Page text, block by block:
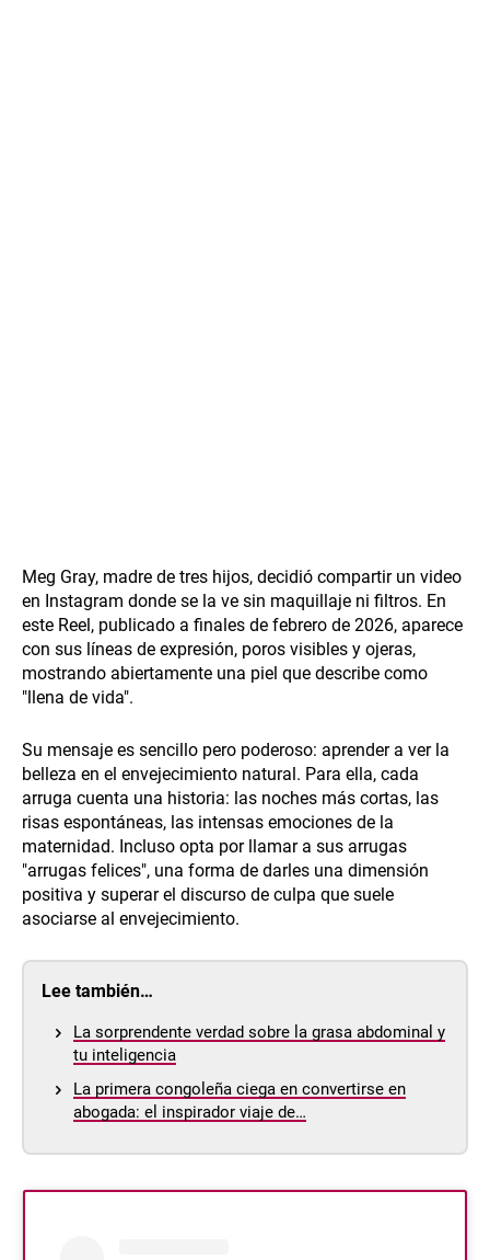
Meg Gray, madre de tres hijos, decidió compartir un video
en Instagram donde se la ve sin maquillaje ni filtros. En
este Reel, publicado a finales de febrero de 2026, aparece
con sus líneas de expresión, poros visibles y ojeras,
mostrando abiertamente una piel que describe como
"llena de vida".
Su mensaje es sencillo pero poderoso: aprender a ver la
belleza en el envejecimiento natural. Para ella, cada
arruga cuenta una historia: las noches más cortas, las
risas espontáneas, las intensas emociones de la
maternidad. Incluso opta por llamar a sus arrugas
"arrugas felices", una forma de darles una dimensión
positiva y superar el discurso de culpa que suele
asociarse al envejecimiento.
Lee también…
La sorprendente verdad sobre la grasa abdominal y
tu inteligencia
La primera congoleña ciega en convertirse en
abogada: el inspirador viaje de…